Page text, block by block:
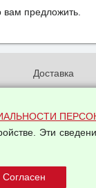
предложить.
Доставка
Оплата и
Эти